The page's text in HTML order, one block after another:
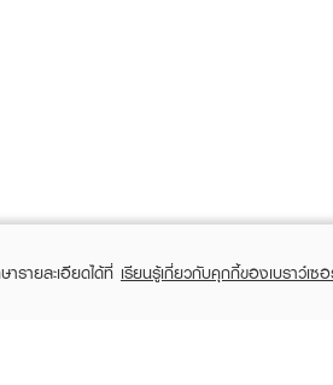
รายละเอียดได้ที่ เรียนรู้เกี่ยวกับคุกกี้ของเบราว์เซ